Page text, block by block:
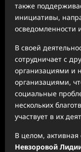
также
инициативы,
осведомленности
В своей
сотрудничает с
организациями и
организациями,
социальные
нескольких
участвует в их
В целом, активная
Невзоровой